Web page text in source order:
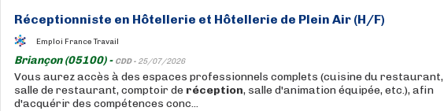
Réceptionniste en Hôtellerie et Hôtellerie de Plein Air (H/F)
Emploi France Travail
Briançon (05100) - CDD - 25/07/2026
Vous aurez accès à des espaces professionnels complets (cuisine du restaurant,
salle de restaurant, comptoir de réception, salle d'animation équipée, etc.), afin
d'acquérir des compétences conc...